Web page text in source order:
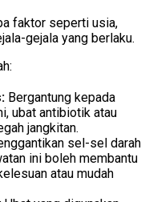
faktor seperti usia,
gejala yang berlaku.
Bergantung kepada
ubat antibiotik atau
jangkitan.
sel-sel darah
ini boleh membantu
atau mudah